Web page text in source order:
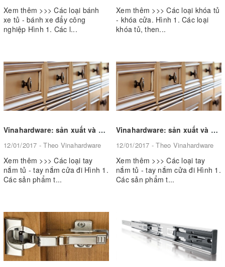
Xem thêm >>> Các loại bánh
xe tủ - bánh xe đẩy công
nghiệp Hình 1. Các l...
Xem thêm >>> Các loại khóa tủ
- khóa cửa. Hình 1. Các loại
khóa tủ, then...
Vinahardware: sản xuất và cung cấp các loại tay nắm tủ - tay nắm cửa đi theo yêu cầu (P2)
12/01/2017 - Theo Vinahardware
Xem thêm >>> Các loại tay
nắm tủ - tay nắm cửa đi Hình 1.
Các sản phẩm t...
Vinahardware: sản xuất và cung cấp các loại tay nắm tủ - tay nắm cửa đi theo yêu cầu (P1)
12/01/2017 - Theo Vinahardware
Xem thêm >>> Các loại tay
nắm tủ - tay nắm cửa đi Hình 1.
Các sản phẩm t...